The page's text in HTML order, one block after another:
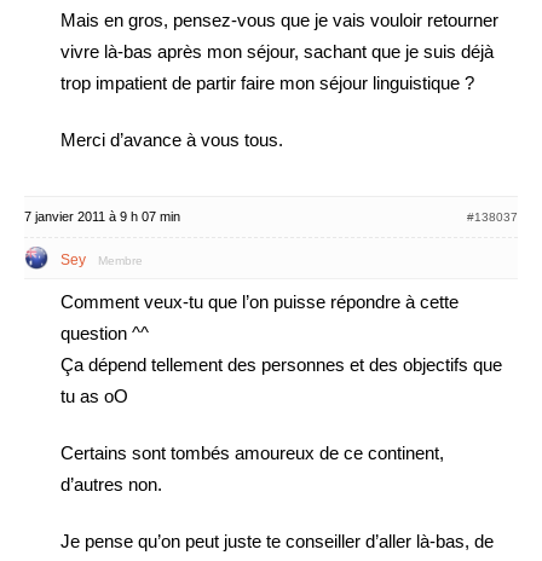
Mais en gros, pensez-vous que je vais vouloir retourner
vivre là-bas après mon séjour, sachant que je suis déjà
trop impatient de partir faire mon séjour linguistique ?
Merci d’avance à vous tous.
7 janvier 2011 à 9 h 07 min #138037
Sey Membre
Comment veux-tu que l’on puisse répondre à cette
question ^^
Ça dépend tellement des personnes et des objectifs que
tu as oO
Certains sont tombés amoureux de ce continent,
d’autres non.
Je pense qu’on peut juste te conseiller d’aller là-bas, de